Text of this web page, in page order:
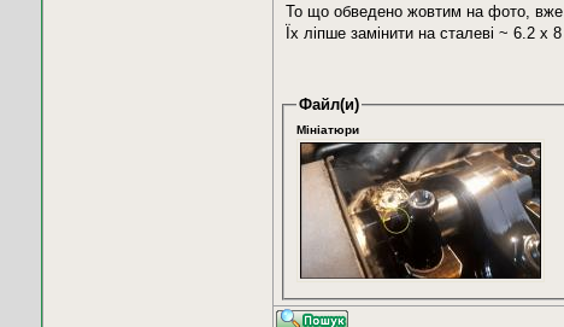
То що обведено жовтим на фото, вже
Їх ліпше замінити на сталеві ~ 6.2 x
Файл(и)
Мініатюри